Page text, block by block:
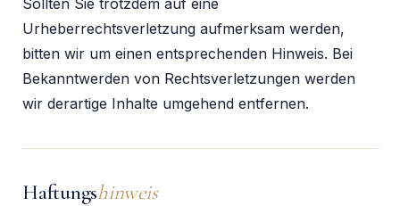
Urheberrechtsverletzung aufmerksam werden,
bitten wir um einen entsprechenden Hinweis. Bei
Bekanntwerden von Rechtsverletzungen werden
wir derartige Inhalte umgehend entfernen.
Haftungshinweis